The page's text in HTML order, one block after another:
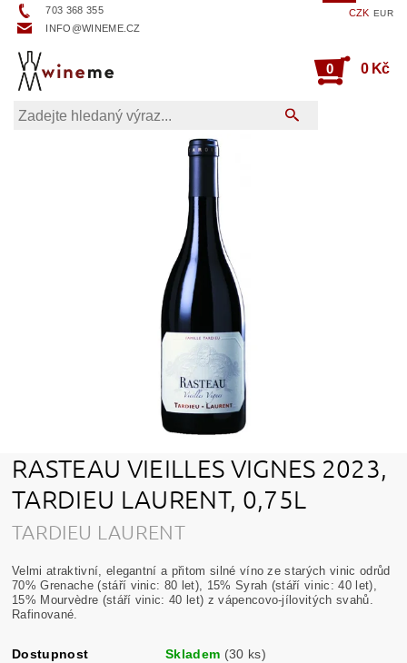
703 368 355
INFO@WINEME.CZ
CZK EUR
0 0 Kč
RASTEAU VIEILLES VIGNES 2023,
TARDIEU LAURENT, 0,75L
TARDIEU LAURENT
Velmi atraktivní, elegantní a přitom silné víno ze starých vinic odrůd
70% Grenache (stáří vinic: 80 let), 15% Syrah (stáří vinic: 40 let),
15% Mourvèdre (stáří vinic: 40 let) z vápencovo-jílovitých svahů.
Rafinované.
Dostupnost Skladem (30 ks)